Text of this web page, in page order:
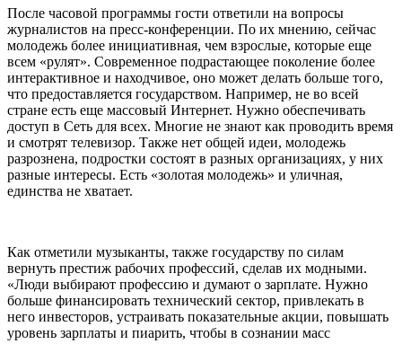
После часовой программы гости ответили на вопросы
журналистов на пресс-конференции. По их мнению, сейчас
молодежь более инициативная, чем взрослые, которые еще
всем «рулят». Современное подрастающее поколение более
интерактивное и находчивое, оно может делать больше того,
что предоставляется государством. Например, не во всей
стране есть еще массовый Интернет. Нужно обеспечивать
доступ в Сеть для всех. Многие не знают как проводить время
и смотрят телевизор. Также нет общей идеи, молодежь
разрознена, подростки состоят в разных организациях, у них
разные интересы. Есть «золотая молодежь» и уличная,
единства не хватает.
Как отметили музыканты, также государству по силам
вернуть престиж рабочих профессий, сделав их модными.
«Люди выбирают профессию и думают о зарплате. Нужно
больше финансировать технический сектор, привлекать в
него инвесторов, устраивать показательные акции, повышать
уровень зарплаты и пиарить, чтобы в сознании масс